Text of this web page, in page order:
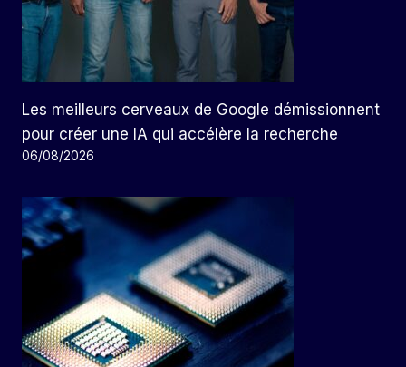
Les meilleurs cerveaux de Google démissionnent
pour créer une IA qui accélère la recherche
06/08/2026